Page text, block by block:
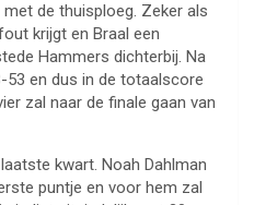
de thuisploeg. Zeker als
krijgt en Braal een
Hammers dichterbij. Na
53 en dus in de totaalscore
zal naar de finale gaan van
kwart. Noah Dahlman
puntje en voor hem zal